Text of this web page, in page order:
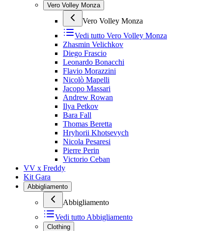
Vero Volley Monza
Vero Volley Monza
Vedi tutto Vero Volley Monza
Zhasmin Velichkov
Diego Frascio
Leonardo Bonacchi
Flavio Morazzini
Nicolò Mapelli
Jacopo Massari
Andrew Rowan
Ilya Petkov
Bara Fall
Thomas Beretta
Hryhorii Khotsevych
Nicola Pesaresi
Pierre Perin
Victorio Ceban
VV x Freddy
Kit Gara
Abbigliamento
Abbigliamento
Vedi tutto Abbigliamento
Clothing